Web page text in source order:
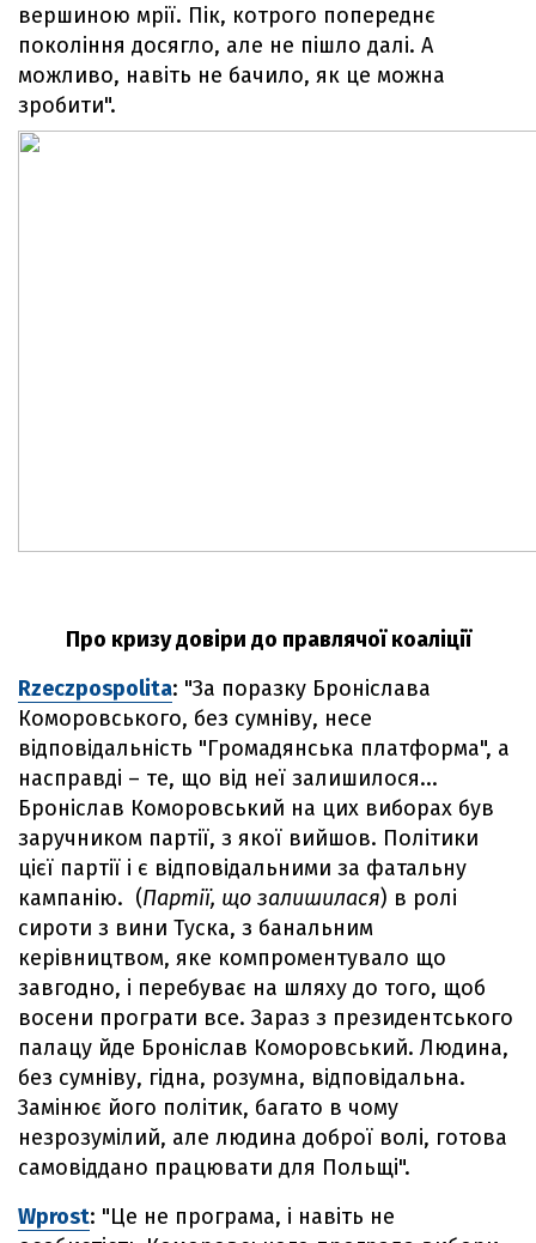
вершиною мрії. Пік, котрого попереднє
покоління досягло, але не пішло далі. А
можливо, навіть не бачило, як це можна
зробити".
Про кризу довіри до правлячої коаліції
Rzeczpospolita: "За поразку Броніслава
Коморовського, без сумніву, несе
відповідальність "Громадянська платформа", а
насправді – те, що від неї залишилося...
Броніслав Коморовський на цих виборах був
заручником партії, з якої вийшов. Політики
цієї партії і є відповідальними за фатальну
кампанію. (Партії, що залишилася) в ролі
сироти з вини Туска, з банальним
керівництвом, яке компроментувало що
завгодно, і перебуває на шляху до того, щоб
восени програти все. Зараз з президентського
палацу йде Броніслав Коморовський. Людина,
без сумніву, гідна, розумна, відповідальна.
Замінює його політик, багато в чому
незрозумілий, але людина доброї волі, готова
самовіддано працювати для Польщі".
Wprost: "Це не програма, і навіть не